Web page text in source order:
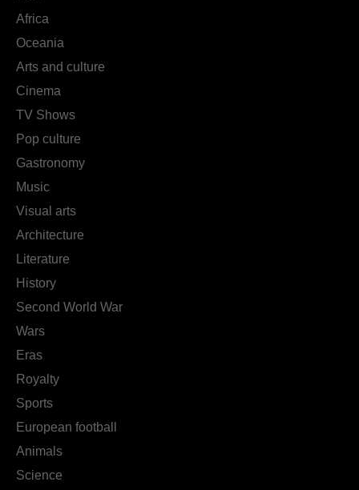
Africa
Oceania
Arts and culture
Cinema
TV Shows
Pop culture
Gastronomy
Music
Visual arts
Architecture
Literature
History
Second World War
Wars
Eras
Royalty
Sports
European football
Animals
Science